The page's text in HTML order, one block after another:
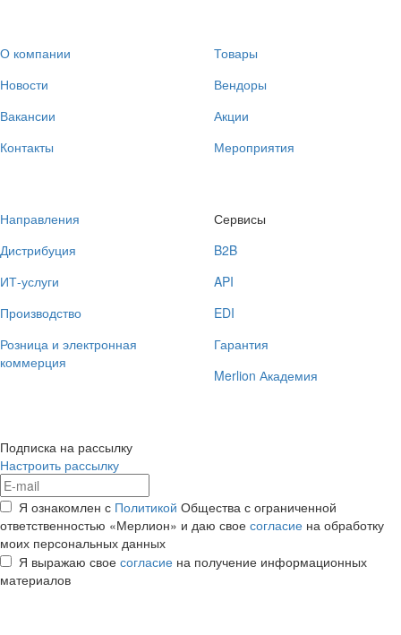
О компании
Новости
Вакансии
Контакты
Товары
Вендоры
Акции
Мероприятия
Направления
Дистрибуция
ИТ-услуги
Производство
Розница и электронная
коммерция
Сервисы
B2B
API
EDI
Гарантия
Merlion Академия
Подписка на рассылку
Настроить рассылку
Я ознакомлен с Политикой Общества с ограниченной
ответственностью «Мерлион» и даю свое согласие на обработку
моих персональных данных
Я выражаю свое согласие на получение информационных
материалов